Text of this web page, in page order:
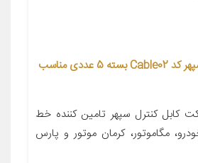
سیم گاز کابل کنترل سپهر کد Cable02 بسته 5 عددی مناسب
کابل کنترل سپهر تامین کننده خط
مگاموتور، کرمان موتور و پارس